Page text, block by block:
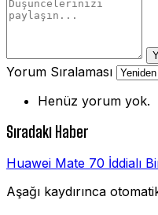
Yorum Sıralaması
Henüz yorum yok.
Sıradaki Haber
Huawei Mate 70 İddialı
Aşağı kaydırınca